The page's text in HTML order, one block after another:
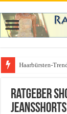
Haarbürsten-
Was zieht man
Ratgeber